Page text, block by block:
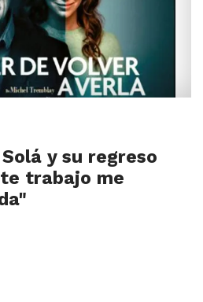
y su regreso
trabajo me